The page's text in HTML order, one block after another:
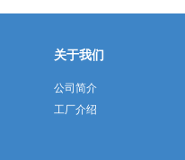
关于我们
公司简介
工厂介绍